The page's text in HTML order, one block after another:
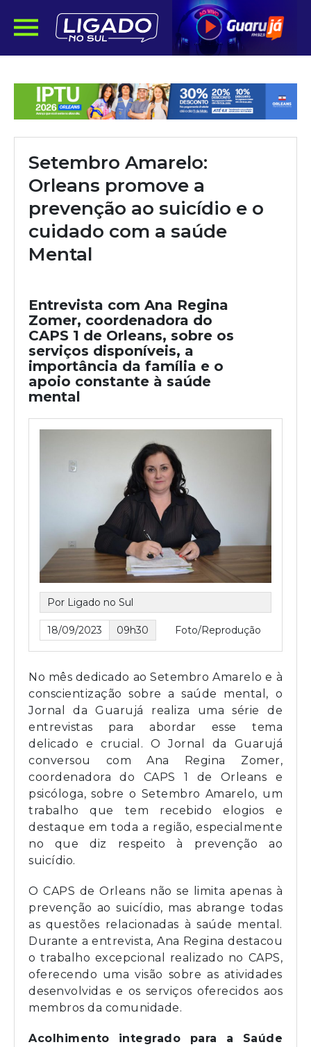
Setembro Amarelo:
Orleans promove a
prevenção ao suicídio e o
cuidado com a saúde
Mental
Entrevista com Ana Regina
Zomer, coordenadora do
CAPS 1 de Orleans, sobre os
serviços disponíveis, a
importância da família e o
apoio constante à saúde
mental
Por Ligado no Sul
18/09/2023 09h30 Foto/Reprodução
No mês dedicado ao Setembro Amarelo e à
conscientização sobre a saúde mental, o
Jornal da Guarujá realiza uma série de
entrevistas para abordar esse tema
delicado e crucial. O Jornal da Guarujá
conversou com Ana Regina Zomer,
coordenadora do CAPS 1 de Orleans e
psicóloga, sobre o Setembro Amarelo, um
trabalho que tem recebido elogios e
destaque em toda a região, especialmente
no que diz respeito à prevenção ao
suicídio.
O CAPS de Orleans não se limita apenas à
prevenção ao suicídio, mas abrange todas
as questões relacionadas à saúde mental.
Durante a entrevista, Ana Regina destacou
o trabalho excepcional realizado no CAPS,
oferecendo uma visão sobre as atividades
desenvolvidas e os serviços oferecidos aos
membros da comunidade.
Acolhimento integrado para a Saúde